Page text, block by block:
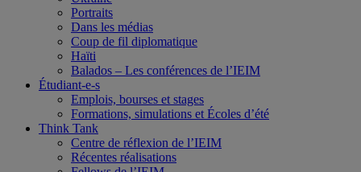
Portraits
Dans les médias
Coup de fil diplomatique
Haïti
Balados – Les conférences de l’IEIM
Étudiant-e-s
Emplois, bourses et stages
Formations, simulations et Écoles d’été
Think Tank
Centre de réflexion de l’IEIM
Récentes réalisations